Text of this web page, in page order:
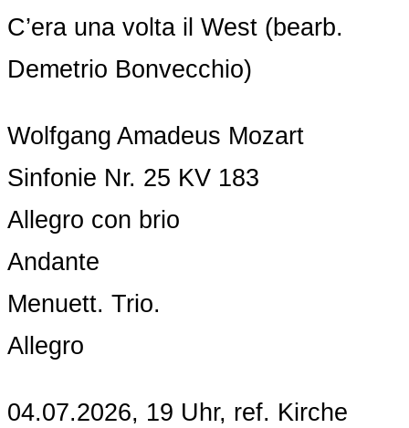
C’era una volta il West (bearb.
Demetrio Bonvecchio)
Wolfgang Amadeus Mozart
Sinfonie Nr. 25 KV 183
Allegro con brio
Andante
Menuett. Trio.
Allegro
04.07.2026, 19 Uhr, ref. Kirche